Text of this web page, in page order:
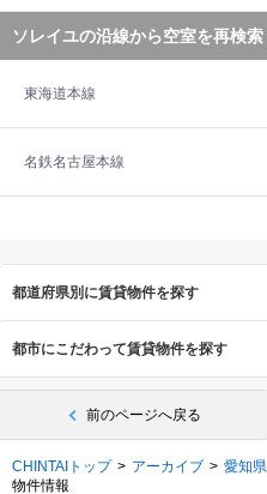
ソレイユの沿線から空室を再検索
東海道本線
名鉄名古屋本線
都道府県別に賃貸物件を探す
都市にこだわって賃貸物件を探す
前のページへ戻る
CHINTAIトップ アーカイブ 愛知県
物件情報